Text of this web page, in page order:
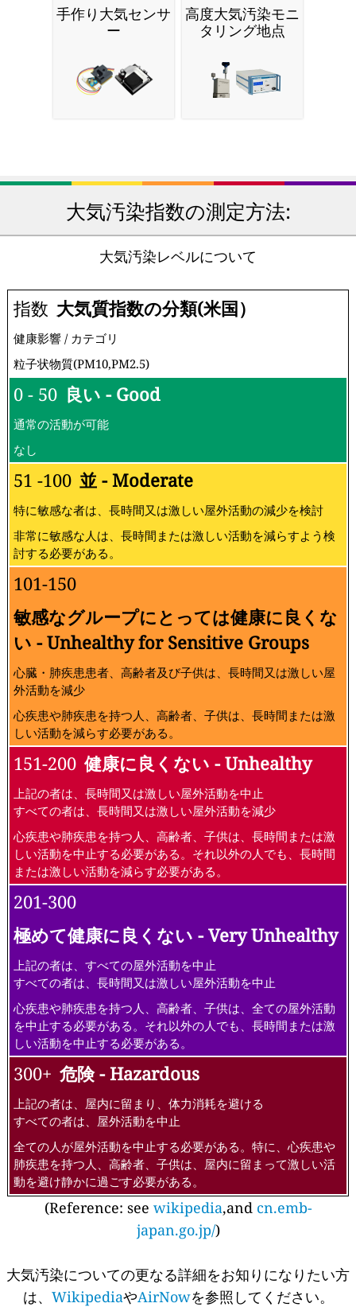
手作り大気センサ
ー
高度大気汚染モニ
タリング地点
大気汚染指数の測定方法:
大気汚染レベルについて
指数 大気質指数の分類(米国）
健康影響 / カテゴリ
粒子状物質(PM10,PM2.5)
0 - 50 良い - Good
通常の活動が可能
なし
51 -100 並 - Moderate
特に敏感な者は、長時間又は激しい屋外活動の減少を検討
非常に敏感な人は、長時間または激しい活動を減らすよう検
討する必要がある。
101-150
敏感なグループにとっては健康に良くな
い - Unhealthy for Sensitive Groups
心臓・肺疾患患者、高齢者及び子供は、長時間又は激しい屋
外活動を減少
心疾患や肺疾患を持つ人、高齢者、子供は、長時間または激
しい活動を減らす必要がある。
151-200 健康に良くない - Unhealthy
上記の者は、長時間又は激しい屋外活動を中止
すべての者は、長時間又は激しい屋外活動を減少
心疾患や肺疾患を持つ人、高齢者、子供は、長時間または激
しい活動を中止する必要がある。それ以外の人でも、長時間
または激しい活動を減らす必要がある。
201-300
極めて健康に良くない - Very Unhealthy
上記の者は、すべての屋外活動を中止
すべての者は、長時間又は激しい屋外活動を中止
心疾患や肺疾患を持つ人、高齢者、子供は、全ての屋外活動
を中止する必要がある。それ以外の人でも、長時間または激
しい活動を中止する必要がある。
300+ 危険 - Hazardous
上記の者は、屋内に留まり、体力消耗を避ける
すべての者は、屋外活動を中止
全ての人が屋外活動を中止する必要がある。特に、心疾患や
肺疾患を持つ人、高齢者、子供は、屋内に留まって激しい活
動を避け静かに過ごす必要がある。
(Reference: see wikipedia,and cn.emb-
japan.go.jp/)
大気汚染についての更なる詳細をお知りになりたい方
は、 WikipediaやAirNowを参照してください。